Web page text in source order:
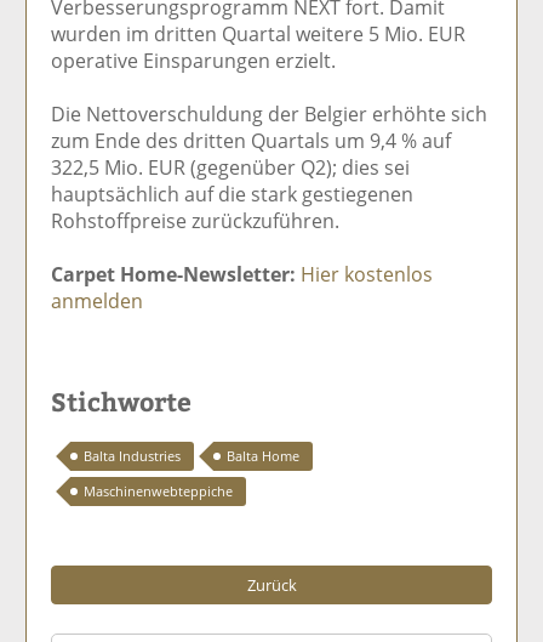
Verbesserungsprogramm NEXT fort. Damit
wurden im dritten Quartal weitere 5 Mio. EUR
operative Einsparungen erzielt.
Die Nettoverschuldung der Belgier erhöhte sich
zum Ende des dritten Quartals um 9,4 % auf
322,5 Mio. EUR (gegenüber Q2); dies sei
hauptsächlich auf die stark gestiegenen
Rohstoffpreise zurückzuführen.
Carpet Home-Newsletter: Hier kostenlos
anmelden
Stichworte
Balta Industries
Balta Home
Maschinenwebteppiche
Zurück